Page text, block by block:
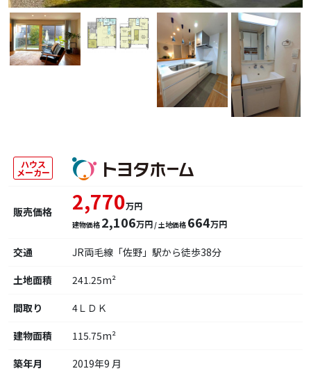
ハウス
メーカー
販売価格 2,770万円
建物価格 2,106万円 / 土地価格 664万円
交通
JR両毛線「佐野」駅から徒歩38分
土地面積
241.25m²
間取り
4ＬＤＫ
建物面積
115.75m²
築年月
2019年9 月